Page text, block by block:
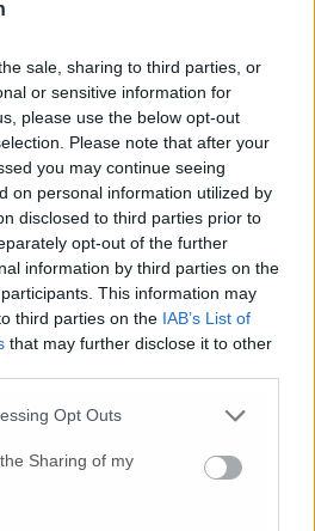
sale, sharing to third parties, or
or sensitive information for
please use the below opt-out
Please note that after your
you may continue seeing
on personal information utilized by
disclosed to third parties prior to
opt-out of the further
information by third parties on the
This information may
third parties on the IAB’s List of
that may further disclose it to other
Opt Outs
Sharing of my
deputato sostituto di
Andrea Cecconi si ritira:
alla home